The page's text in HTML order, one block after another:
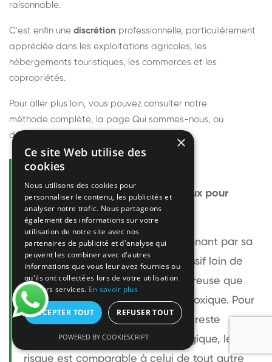
raisonnable.
C'est enfin une discrétion professionnelle, particulièrement
appréciée dans les exploitations agricoles, les
hébergements touristiques, les commerces et les
copropriétés.
Pour aller plus loin, vous pouvez consulter notre
méthode complète, la page Qui sommes-nous, ou
découvrir
Questions fréquentes
Le frelon européen est-il dangereux pour
l'homme ?
Le frelon européen est impressionnant par sa
taille mais relativement peu agressif loin de
son nid. Sa piqûre est plus douloureuse que
celle d'une guêpe sans être plus toxique. Pour
une personne non allergique, elle reste
bénigne. Pour une personne allergique, le
risque est comparable à celui de tout autre
×
Ce site Web utilise des
cookies
Nous utilisons des cookies pour
personnaliser le contenu, les publicités et
analyser notre trafic. Nous partageons
également des informations sur votre
utilisation de notre site avec nos
partenaires de publicité et d'analyse qui
peuvent les combiner avec d'autres
informations que vous leur avez fournies ou
qu'ils ont collectées lors de votre utilisation
de leurs services. En savoir plus
ACCEPTER TOUT REFUSER TOUT
POWERED BY COOKIESCRIPT